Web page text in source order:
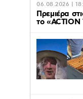
06.08.2026 |
Πρεμιέρα
το